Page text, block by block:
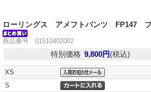
ローリングス アメフトパンツ FP147 ブ
商品番号 01510402002
特別価格 9,800円(税込)
XS
S